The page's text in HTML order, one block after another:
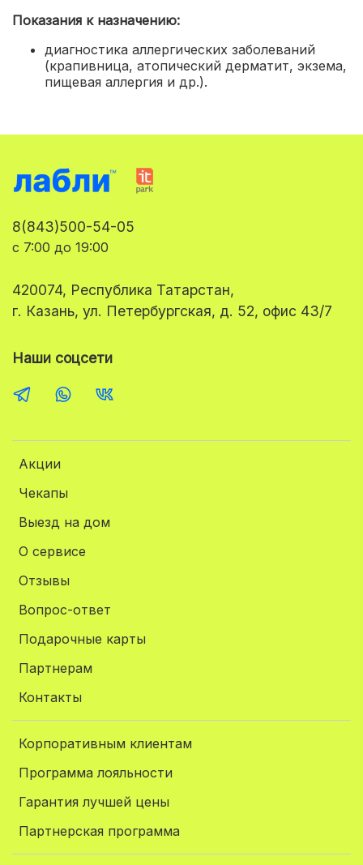
Показания к назначению:
диагностика аллергических заболеваний
(крапивница, атопический дерматит, экзема,
пищевая аллергия и др.).
Акции
Чекапы
Выезд на дом
О сервисе
Отзывы
Вопрос-ответ
Подарочные карты
Партнерам
Контакты
Корпоративным клиентам
Программа лояльности
Гарантия лучшей цены
Партнерская программа
8(843)500-54-05
с 7:00 до 19:00
420074, Республика Татарстан,
г. Казань, ул. Петербургская, д. 52, офис 43/7
Наши соцсети